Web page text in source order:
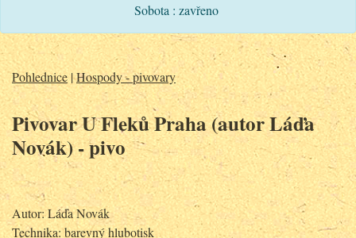
Sobota : zavřeno
Pohlednice |Hospody - pivovary
Pivovar U Fleků Praha (autor Láďa
Novák) - pivo
Autor: Láďa Novák
Technika: barevný hlubotisk